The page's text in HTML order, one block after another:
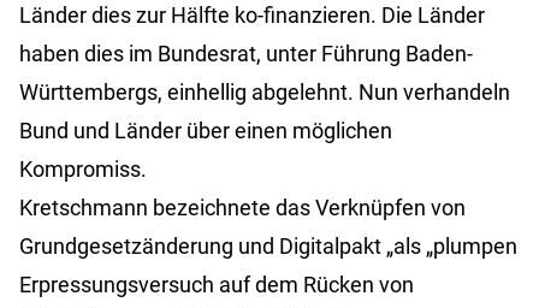
Länder dies zur Hälfte ko-finanzieren. Die Länder
haben dies im Bundesrat, unter Führung Baden-
Württembergs, einhellig abgelehnt. Nun verhandeln
Bund und Länder über einen möglichen
Kompromiss.
Kretschmann bezeichnete das Verknüpfen von
Grundgesetzänderung und Digitalpakt „als „plumpen
Erpressungsversuch auf dem Rücken von